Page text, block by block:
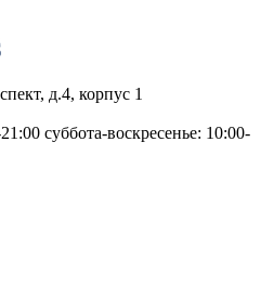
д.4, корпус 1
суббота-воскресенье: 10:00-